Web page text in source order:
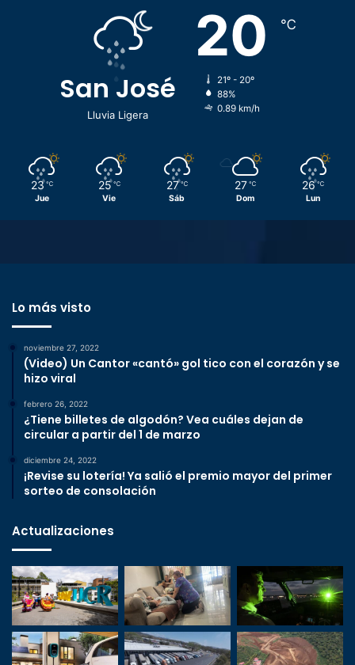
San José
Lluvia Ligera
20 ℃
21º - 20º
88%
0.89 km/h
23 ℃
Jue
25 ℃
Vie
27 ℃
Sáb
27 ℃
Dom
26 ℃
Lun
Lo más visto
noviembre 27, 2022
(Video) Un Cantor «cantó» gol tico con el corazón y se
hizo viral
febrero 26, 2022
¿Tiene billetes de algodón? Vea cuáles dejan de
circular a partir del 1 de marzo
diciembre 24, 2022
¡Revise su lotería! Ya salió el premio mayor del primer
sorteo de consolación
Actualizaciones